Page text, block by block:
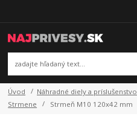
Úvod Náhradné diely a príslušenstvo
Strmene
Strmeň M10 120x42 mm